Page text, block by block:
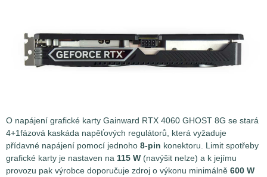
O napájení grafické karty Gainward RTX 4060 GHOST 8G se stará
4+1fázová kaskáda napěťových regulátorů, která vyžaduje
přídavné napájení pomocí jednoho 8-pin konektoru. Limit spotřeby
grafické karty je nastaven na 115 W (navýšit nelze) a k jejímu
provozu pak výrobce doporučuje zdroj o výkonu minimálně 600 W